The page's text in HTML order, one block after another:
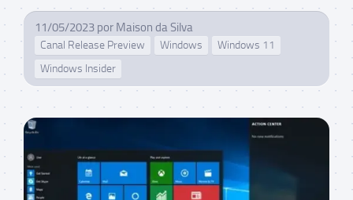
11/05/2023 por Maison da Silva
Canal Release Preview Windows
Windows 11
Windows Insider